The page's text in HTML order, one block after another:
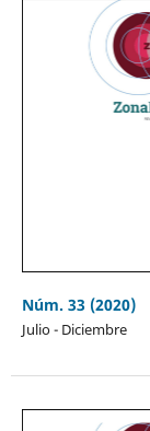
Núm. 33 (2020)
Julio - Diciembre